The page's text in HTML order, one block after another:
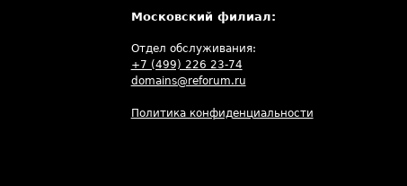
Московский филиал:
Отдел обслуживания:
+7 (499) 226 23-74
domains@reforum.ru
Политика конфиденциальности